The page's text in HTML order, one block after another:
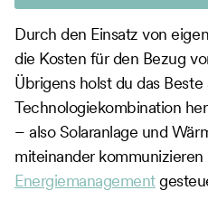
Durch den Einsatz von
die Kosten für den Bezug
Übrigens holst du das Beste
Technologiekombination
– also Solaranlage und
miteinander
Energiemanagement